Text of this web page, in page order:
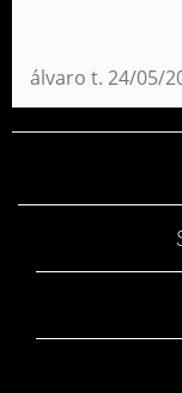
álvaro t. 24/05/